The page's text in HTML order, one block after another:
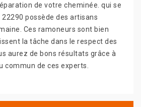
de votre cheminée. qui se
possède des artisans
Ces ramoneurs sont bien
la tâche dans le respect des
aurez de bons résultats grâce à
commun de ces experts.